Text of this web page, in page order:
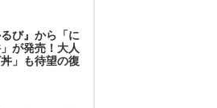
び』から「に
が発売！大人
」も待望の復